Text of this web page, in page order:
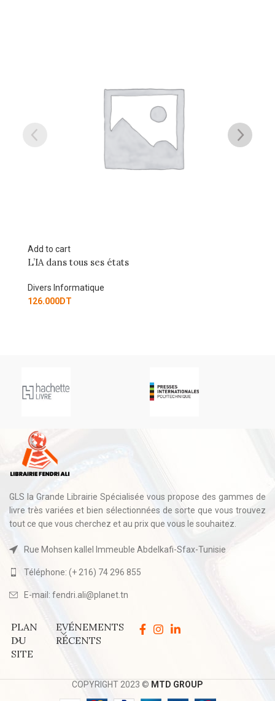
Add to cart
L’IA dans tous ses états
Divers Informatique
126.000DT
GLS la Grande Librairie Spécialisée vous propose des gammes de
livre très variées et bien sélectionnées de sorte que vous trouvez
tout ce que vous cherchez et au prix que vous le souhaitez.
Rue Mohsen kallel Immeuble Abdelkafi-Sfax-Tunisie
Téléphone: (+ 216) 74 296 855
E-mail: fendri.ali@planet.tn
PLAN
DU
SITE
EVÉNEMENTS
RÉCENTS
COPYRIGHT 2023 © MTD GROUP